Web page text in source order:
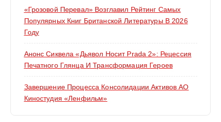
«Грозовой Перевал» Возглавил Рейтинг Самых
Популярных Книг Британской Литературы В 2026
Году
Анонс Сиквела «Дьявол Носит Prada 2»: Рецессия
Печатного Глянца И Трансформация Героев
Завершение Процесса Консолидации Активов АО
Киностудия «Ленфильм»